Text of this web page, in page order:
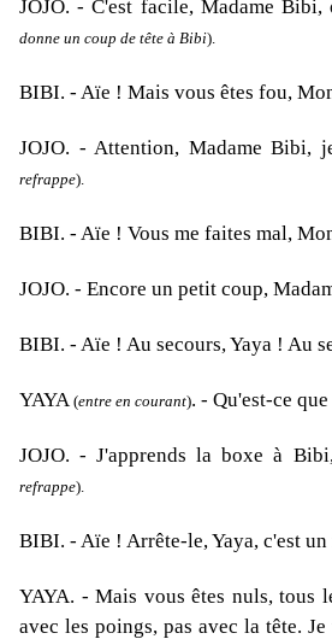
JOJO. - C'est facile, Madame Bibi,
donne un coup de tête à Bibi).
BIBI. - Aïe ! Mais vous êtes fou,
JOJO. - Attention, Madame Bibi,
refrappe).
BIBI. - Aïe ! Vous me faites mal,
JOJO. - Encore un petit coup,
BIBI. - Aïe ! Au secours, Yaya ! Au
YAYA (entre en courant). - Qu'est-ce
JOJO. -J'apprends la boxe à
refrappe).
BIBI. - Aïe ! Arrête-le, Yaya, c'est un
YAYA. - Mais vous êtes nuls, tous
avec les poings, pas avec la tête.